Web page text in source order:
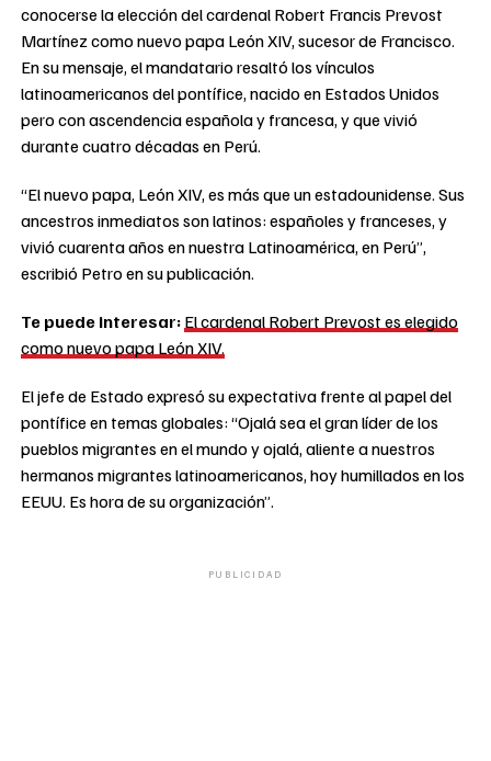
conocerse la elección del cardenal Robert Francis Prevost
Martínez como nuevo papa León XIV, sucesor de Francisco.
En su mensaje, el mandatario resaltó los vínculos
latinoamericanos del pontífice, nacido en Estados Unidos
pero con ascendencia española y francesa, y que vivió
durante cuatro décadas en Perú.
“El nuevo papa, León XIV, es más que un estadounidense. Sus
ancestros inmediatos son latinos: españoles y franceses, y
vivió cuarenta años en nuestra Latinoamérica, en Perú”,
escribió Petro en su publicación.
Te puede interesar: El cardenal Robert Prevost es elegido
como nuevo papa León XIV.
El jefe de Estado expresó su expectativa frente al papel del
pontífice en temas globales: “Ojalá sea el gran líder de los
pueblos migrantes en el mundo y ojalá, aliente a nuestros
hermanos migrantes latinoamericanos, hoy humillados en los
EEUU. Es hora de su organización”.
PUBLICIDAD